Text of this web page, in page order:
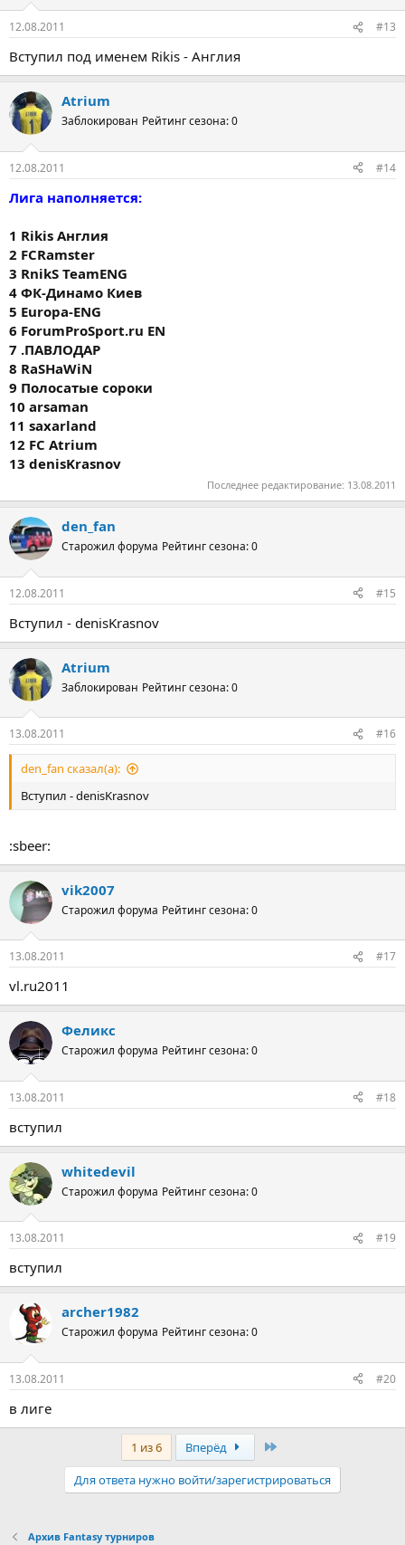
12.08.2011 #13
Вступил под именем Rikis - Англия
Atrium
Заблокирован Рейтинг сезона: 0
12.08.2011 #14
Лига наполняется:
1 Rikis Англия
2 FCRamster
3 RnikS TeamENG
4 ФК-Динамо Киев
5 Europa-ENG
6 ForumProSport.ru EN
7 .ПАВЛОДАР
8 RaSHaWiN
9 Полосатые сороки
10 arsaman
11 saxarland
12 FС Аtrium
13 denisKrasnov
Последнее редактирование: 13.08.2011
den_fan
Старожил форума Рейтинг сезона: 0
12.08.2011 #15
Вступил - denisKrasnov
Atrium
Заблокирован Рейтинг сезона: 0
13.08.2011 #16
den_fan сказал(а):
Вступил - denisKrasnov
:sbeer:
vik2007
Старожил форума Рейтинг сезона: 0
13.08.2011 #17
vl.ru2011
Феликс
Старожил форума Рейтинг сезона: 0
13.08.2011 #18
вступил
whitedevil
Старожил форума Рейтинг сезона: 0
13.08.2011 #19
вступил
archer1982
Старожил форума Рейтинг сезона: 0
13.08.2011 #20
в лиге
1 из 6 Вперёд
Для ответа нужно войти/зарегистрироваться
Архив Fantasy турниров